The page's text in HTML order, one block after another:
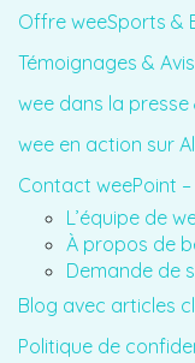
Offre weeSports &
Témoignages &
wee dans la presse
wee en action sur
Contact weePoint –
L’équipe de
À propos de
Demande de
Blog avec articles
Politique de